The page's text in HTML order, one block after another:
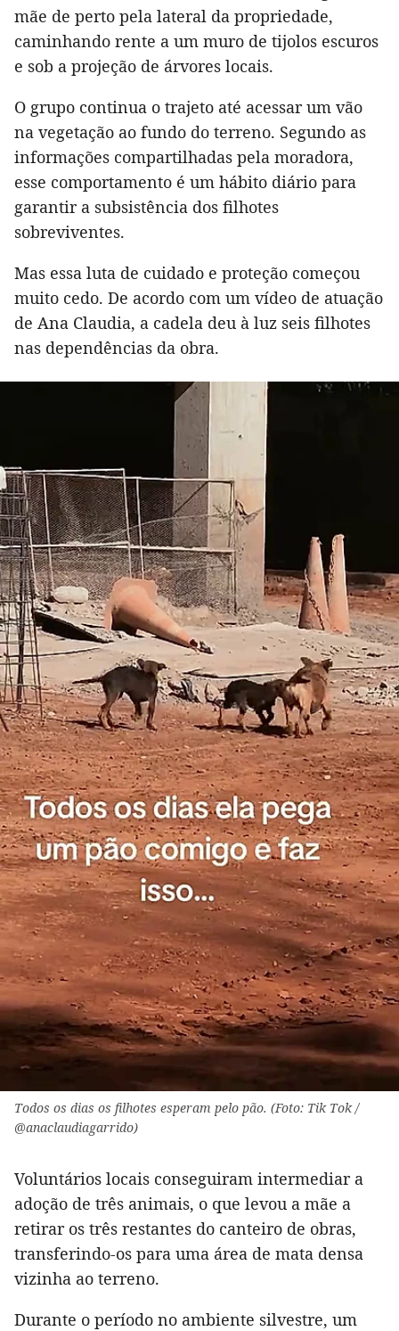
mãe de perto pela lateral da propriedade,
caminhando rente a um muro de tijolos escuros
e sob a projeção de árvores locais.
O grupo continua o trajeto até acessar um vão
na vegetação ao fundo do terreno. Segundo as
informações compartilhadas pela moradora,
esse comportamento é um hábito diário para
garantir a subsistência dos filhotes
sobreviventes.
Mas essa luta de cuidado e proteção começou
muito cedo. De acordo com um vídeo de atuação
de Ana Claudia, a cadela deu à luz seis filhotes
nas dependências da obra.
Todos os dias os filhotes esperam pelo pão. (Foto: Tik Tok /
@anaclaudiagarrido)
Voluntários locais conseguiram intermediar a
adoção de três animais, o que levou a mãe a
retirar os três restantes do canteiro de obras,
transferindo-os para uma área de mata densa
vizinha ao terreno.
Durante o período no ambiente silvestre, um